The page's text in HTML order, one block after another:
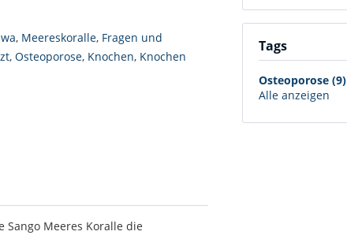
Tags
Osteoporose (9)
Alle anzeigen
, Meereskoralle, Fragen und
, Osteoporose, Knochen, Knochen
Meeres Koralle die